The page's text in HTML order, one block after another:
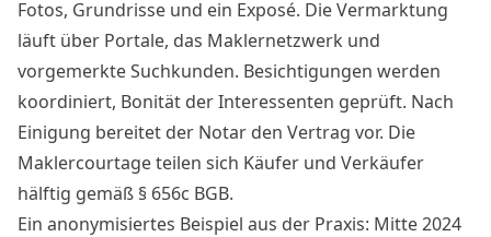
Fotos, Grundrisse und ein Exposé. Die Vermarktung
läuft über Portale, das Maklernetzwerk und
vorgemerkte Suchkunden. Besichtigungen werden
koordiniert, Bonität der Interessenten geprüft. Nach
Einigung bereitet der Notar den Vertrag vor. Die
Maklercourtage teilen sich Käufer und Verkäufer
hälftig gemäß § 656c BGB.
Ein anonymisiertes Beispiel aus der Praxis: Mitte 2024